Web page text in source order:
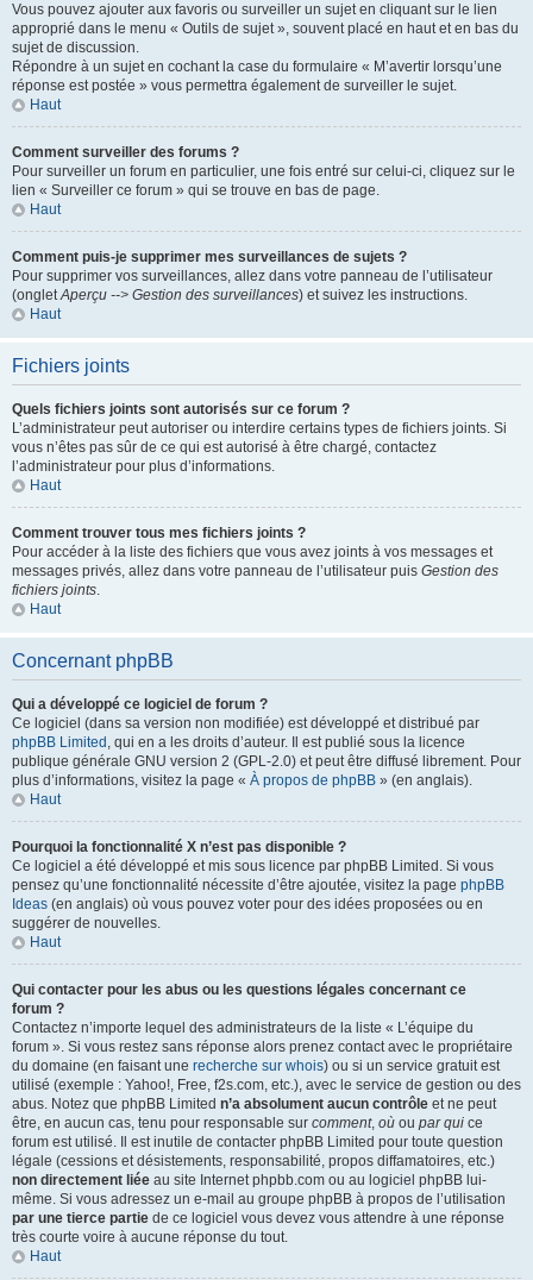
Vous pouvez ajouter aux favoris ou surveiller un sujet en cliquant sur le lien
approprié dans le menu « Outils de sujet », souvent placé en haut et en bas du
sujet de discussion.
Répondre à un sujet en cochant la case du formulaire « M’avertir lorsqu’une
réponse est postée » vous permettra également de surveiller le sujet.
Haut
Comment surveiller des forums ?
Pour surveiller un forum en particulier, une fois entré sur celui-ci, cliquez sur le
lien « Surveiller ce forum » qui se trouve en bas de page.
Haut
Comment puis-je supprimer mes surveillances de sujets ?
Pour supprimer vos surveillances, allez dans votre panneau de l’utilisateur
(ongletAperçu --> Gestion des surveillances) et suivez les instructions.
Haut
Fichiers joints
Quels fichiers joints sont autorisés sur ce forum ?
L’administrateur peut autoriser ou interdire certains types de fichiers joints. Si
vous n’êtes pas sûr de ce qui est autorisé à être chargé, contactez
l’administrateur pour plus d’informations.
Haut
Comment trouver tous mes fichiers joints ?
Pour accéder à la liste des fichiers que vous avez joints à vos messages et
messages privés, allez dans votre panneau de l’utilisateur puis Gestion des
fichiers joints.
Haut
Concernant phpBB
Qui a développé ce logiciel de forum ?
Ce logiciel (dans sa version non modifiée) est développé et distribué par
phpBB Limited , qui en a les droits d’auteur. Il est publié sous la licence
publique générale GNU version 2 (GPL-2.0) et peut être diffusé librement. Pour
plus d’informations, visitez la page « À propos de phpBB » (en anglais).
Haut
Pourquoi la fonctionnalité X n’est pas disponible ?
Ce logiciel a été développé et mis sous licence par phpBB Limited. Si vous
pensez qu’une fonctionnalité nécessite d’être ajoutée, visitez la page phpBB
Ideas (en anglais) où vous pouvez voter pour des idées proposées ou en
suggérer de nouvelles.
Haut
Qui contacter pour les abus ou les questions légales concernant ce
forum ?
Contactez n’importe lequel des administrateurs de la liste « L’équipe du
forum ». Si vous restez sans réponse alors prenez contact avec le propriétaire
du domaine (en faisant une recherche sur whois) ou si un service gratuit est
utilisé (exemple : Yahoo!, Free, f2s.com, etc.), avec le service de gestion ou des
abus. Notez que phpBB Limited n’a absolument aucun contrôle et ne peut
être, en aucun cas, tenu pour responsable sur comment, où ou par qui ce
forum est utilisé. Il est inutile de contacter phpBB Limited pour toute question
légale (cessions et désistements, responsabilité, propos diffamatoires, etc.)
non directement liée au site Internet phpbb.com ou au logiciel phpBB lui-
même. Si vous adressez un e-mail au groupe phpBB à propos de l’utilisation
par une tierce partie de ce logiciel vous devez vous attendre à une réponse
très courte voire à aucune réponse du tout.
Haut